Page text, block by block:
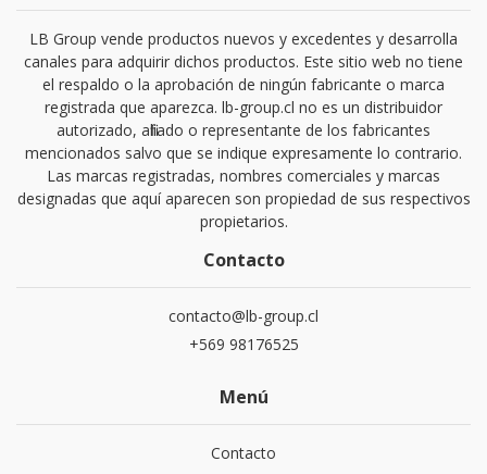
LB Group vende productos nuevos y excedentes y desarrolla
canales para adquirir dichos productos. Este sitio web no tiene
el respaldo o la aprobación de ningún fabricante o marca
registrada que aparezca. lb-group.cl no es un distribuidor
autorizado, afiliado o representante de los fabricantes
mencionados salvo que se indique expresamente lo contrario.
Las marcas registradas, nombres comerciales y marcas
designadas que aquí aparecen son propiedad de sus respectivos
propietarios.
Contacto
contacto@lb-group.cl
+569 98176525
Menú
Contacto